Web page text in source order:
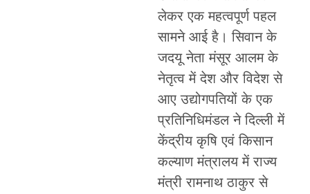
लेकर एक महत्वपूर्ण पहल
सामने आई है। सिवान के
जदयू नेता मंसूर आलम के
नेतृत्व में देश और विदेश से
आए उद्योगपतियों के एक
प्रतिनिधिमंडल ने दिल्ली में
केंद्रीय कृषि एवं किसान
कल्याण मंत्रालय में राज्य
मंत्री रामनाथ ठाकुर से